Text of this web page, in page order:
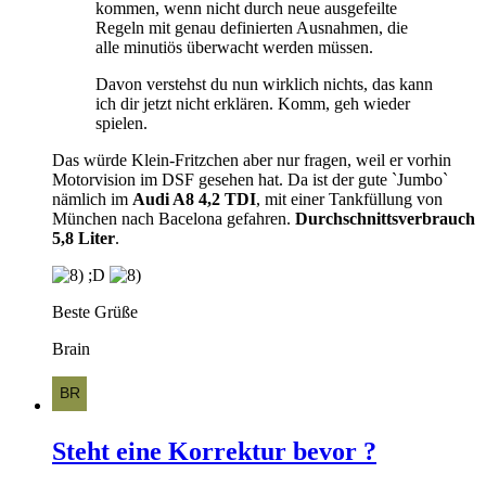
kommen, wenn nicht durch neue ausgefeilte
Regeln mit genau definierten Ausnahmen, die
alle minutiös überwacht werden müssen.
Davon verstehst du nun wirklich nichts, das kann
ich dir jetzt nicht erklären. Komm, geh wieder
spielen.
Das würde Klein-Fritzchen aber nur fragen, weil er vorhin
Motorvision im DSF gesehen hat. Da ist der gute `Jumbo`
nämlich im Audi A8 4,2 TDI, mit einer Tankfüllung von
München nach Bacelona gefahren. Durchschnittsverbrauch
5,8 Liter.
;D
Beste Grüße
Brain
Steht eine Korrektur bevor ?